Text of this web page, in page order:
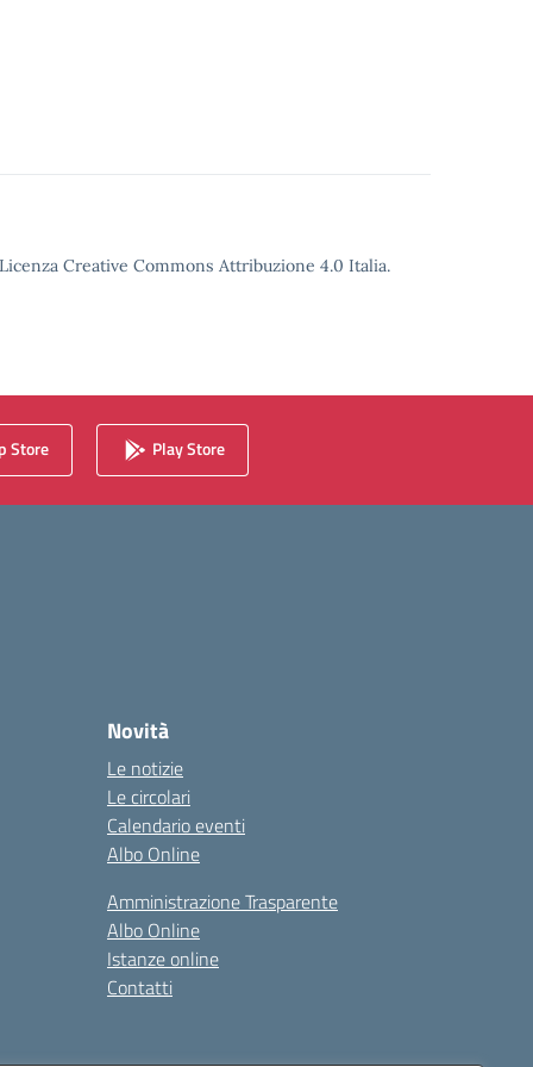
Creative Commons Attribuzione 4.0 Italia.
Store Play Store
Novità
Le notizie
Le circolari
Calendario eventi
Albo Online
Amministrazione Trasparente
Albo Online
Istanze online
Contatti